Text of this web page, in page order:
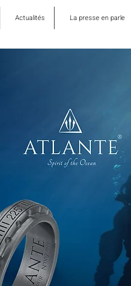
Actualités La presse en parle